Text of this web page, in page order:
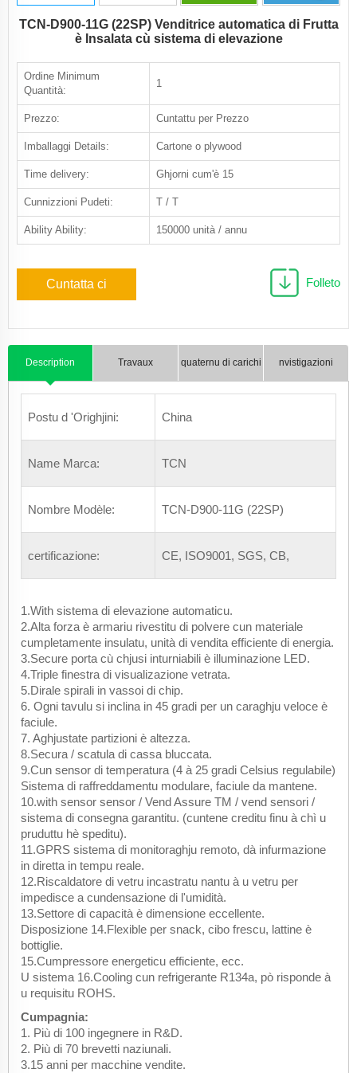
TCN-D900-11G (22SP) Venditrice automatica di Frutta
è Insalata cù sistema di elevazione
Ordine Minimum
Quantità:
1
Prezzo: Cuntattu per Prezzo
Imballaggi Details: Cartone o plywood
Time delivery: Ghjorni cum'è 15
Cunnizzioni Pudeti: T / T
Ability Ability: 150000 unità / annu
Cuntatta ci Folleto
Description Travaux quaternu di carichi nvistigazioni
Postu d 'Orighjini: China
Name Marca: TCN
Nombre Modèle: TCN-D900-11G (22SP)
certificazione: CE, ISO9001, SGS, CB,
1.With sistema di elevazione automaticu.
2.Alta forza è armariu rivestitu di polvere cun materiale
cumpletamente insulatu, unità di vendita efficiente di energia.
3.Secure porta cù chjusi inturniabili è illuminazione LED.
4.Triple finestra di visualizazione vetrata.
5.Dirale spirali in vassoi di chip.
6. Ogni tavulu si inclina in 45 gradi per un caraghju veloce è
faciule.
7. Aghjustate partizioni è altezza.
8.Secura / scatula di cassa bluccata.
9.Cun sensor di temperatura (4 à 25 gradi Celsius regulabile)
Sistema di raffreddamentu modulare, faciule da mantene.
10.with sensor sensor / Vend Assure TM / vend sensori /
sistema di consegna garantitu. (cuntene creditu finu à chì u
pruduttu hè speditu).
11.GPRS sistema di monitoraghju remoto, dà infurmazione
in diretta in tempu reale.
12.Riscaldatore di vetru incastratu nantu à u vetru per
impedisce a cundensazione di l'umidità.
13.Settore di capacità è dimensione eccellente.
Disposizione 14.Flexible per snack, cibo frescu, lattine è
bottiglie.
15.Cumpressore energeticu efficiente, ecc.
U sistema 16.Cooling cun refrigerante R134a, pò risponde à
u requisitu ROHS.
Cumpagnia:
1. Più di 100 ingegnere in R&D.
2. Più di 70 brevetti naziunali.
3.15 anni per macchine vendite.